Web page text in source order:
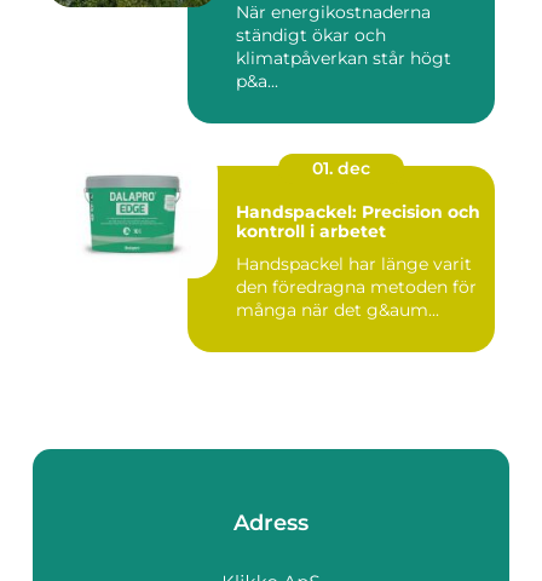
När energikostnaderna
ständigt ökar och
klimatpåverkan står högt
p&a...
01. dec
Handspackel: Precision och
kontroll i arbetet
Handspackel har länge varit
den föredragna metoden för
många när det g&aum...
Adress